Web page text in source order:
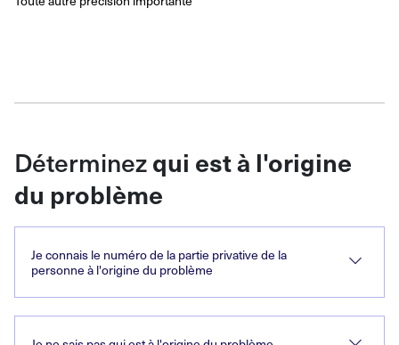
Déterminezqui est à l'origine
du problème
Je connais le numéro de la partie privative de la
personne à l'origine du problème